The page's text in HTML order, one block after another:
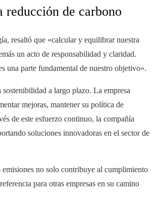
reducción de carbono
resaltó que «calcular y equilibrar nuestra
un acto de responsabilidad y claridad.
una parte fundamental de nuestro objetivo».
a largo plazo. La empresa
mejoras, mantener su política de
de este esfuerzo continuo, la compañía
soluciones innovadoras en el sector de
no solo contribuye al cumplimiento
para otras empresas en su camino